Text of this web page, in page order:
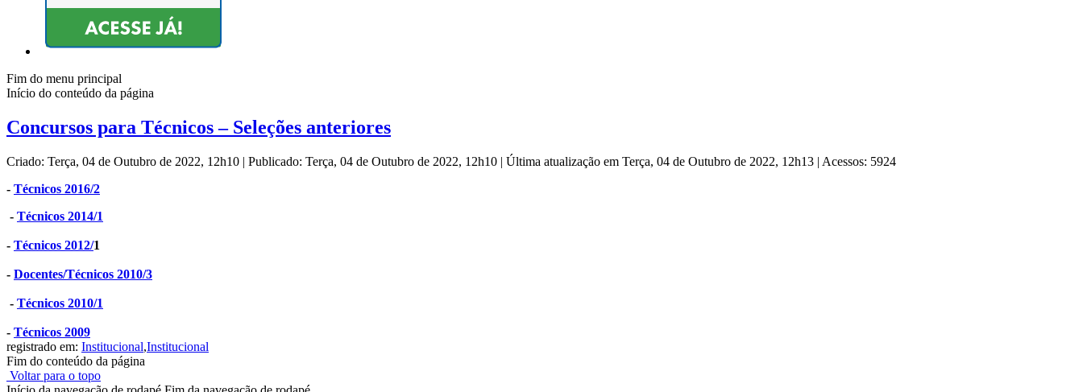
Fim do menu principal
Início do conteúdo da página
Concursos para Técnicos – Seleções anteriores
Criado: Terça, 04 de Outubro de 2022, 12h10 | Publicado: Terça, 04 de Outubro de 2022, 12h10 | Última atualização em Terça, 04 de Outubro de 2022, 12h13 | Acessos: 5924
- Técnicos 2016/2
- Técnicos 2014/1
- Técnicos 2012/1
- Docentes/Técnicos 2010/3
- Técnicos 2010/1
- Técnicos 2009
registrado em: Institucional,Institucional
Fim do conteúdo da página
Voltar para o topo